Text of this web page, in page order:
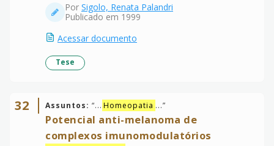
Por Sigolo, Renata Palandri
Publicado em 1999
Acessar documento
Tese
32 Assuntos: “... Homeopatia ...”
Potencial anti-melanoma de
complexos imunomodulatórios